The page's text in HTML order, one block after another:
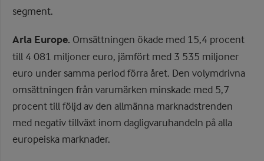
segment.
Arla Europe. Omsättningen ökade med 15,4 procent
till 4 081 miljoner euro, jämfört med 3 535 miljoner
euro under samma period förra året. Den volymdrivna
omsättningen från varumärken minskade med 5,7
procent till följd av den allmänna marknadstrenden
med negativ tillväxt inom dagligvaruhandeln på alla
europeiska marknader.